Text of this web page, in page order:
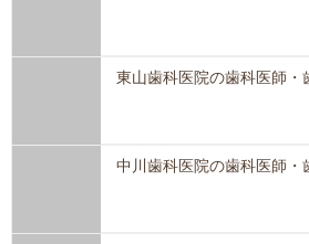
東山歯科医院の歯科医師・
中川歯科医院の歯科医師・